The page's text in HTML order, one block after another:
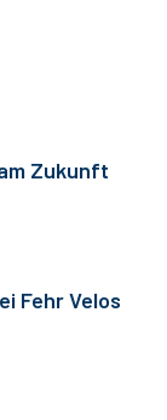
Zukunft
Fehr Velos